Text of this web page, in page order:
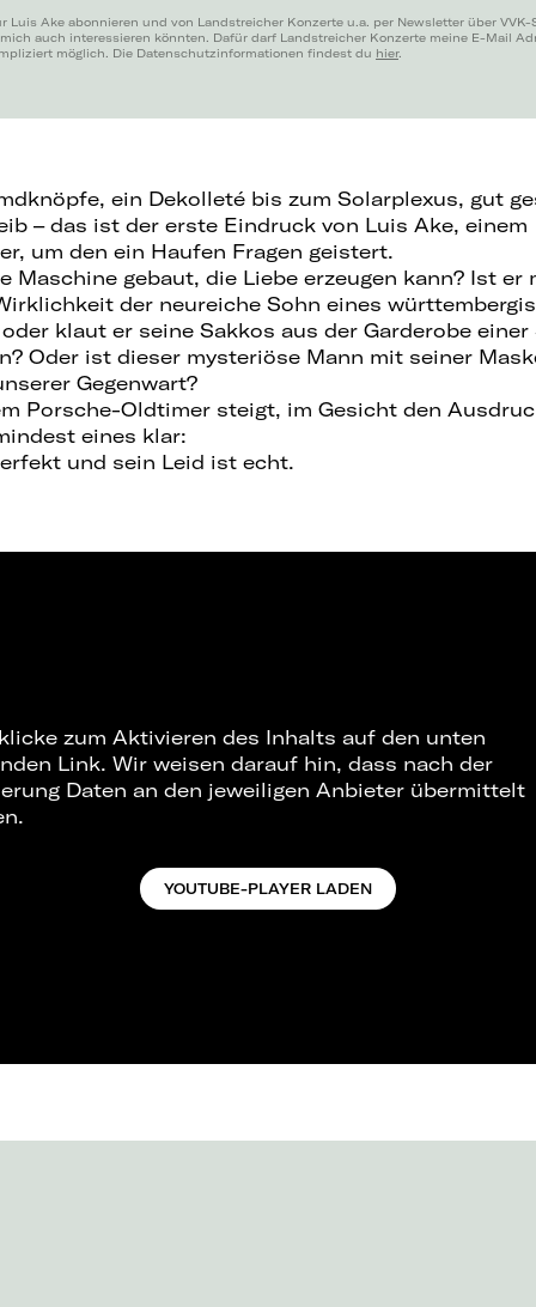
Luis Ake abonnieren und von Landstreicher Konzerte u.a. per Newsletter über
auch interessieren könnten. Dafür darf Landstreicher Konzerte meine E-Mail
möglich. Die Datenschutzinformationen findest du hier.
ein Dekolleté bis zum Solarplexus, gut
– das ist der erste Eindruck von Luis Ake, einem
um den ein Haufen Fragen geistert.
Maschine gebaut, die Liebe erzeugen kann? Ist
der neureiche Sohn eines
klaut er seine Sakkos aus der Garderobe
Oder ist dieser mysteriöse Mann mit seiner
Gegenwart?
Porsche-Oldtimer steigt, im Gesicht den
eines klar:
und sein Leid ist echt.
zum Aktivieren des Inhalts auf den unten
Link. Wir weisen darauf hin, dass nach der
Daten an den jeweiligen Anbieter übermittelt
YOUTUBE-PLAYER LADEN